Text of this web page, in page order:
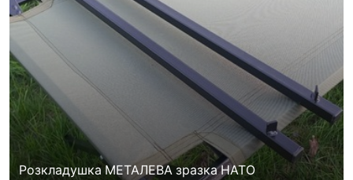
Розкладушка МЕТАЛЕВА зразка НАТО